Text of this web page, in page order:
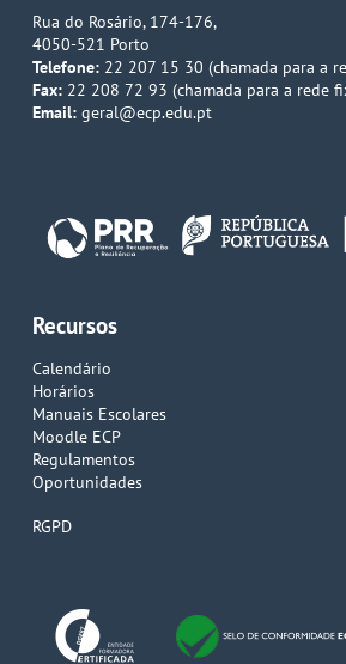
Rua do Rosário, 174-176,
4050-521 Porto
Telefone:22 207 15 30 (chamada para a
Fax:22 208 72 93 (chamada para a rede
Email: geral@ecp.edu.pt
Recursos
Calendário
Horários
Manuais Escolares
Moodle ECP
Regulamentos
Oportunidades
RGPD